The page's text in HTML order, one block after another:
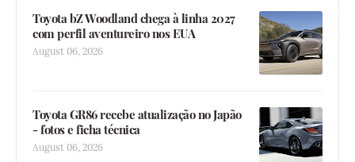
Toyota bZ Woodland chega à linha 2027
com perfil aventureiro nos EUA
August 06, 2026
Toyota GR86 recebe atualização no Japão
- fotos e ficha técnica
August 06, 2026